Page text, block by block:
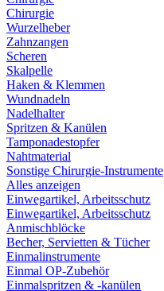
Chirurgie
Wurzelheber
Zahnzangen
Scheren
Skalpelle
Haken & Klemmen
Wundnadeln
Nadelhalter
Spritzen & Kanülen
Tamponadestopfer
Nahtmaterial
Sonstige Chirurgie-Instrumente
Alles anzeigen
Einwegartikel, Arbeitsschutz
Einwegartikel, Arbeitsschutz
Anmischblöcke
Becher, Servietten & Tücher
Einmalinstrumente
Einmal OP-Zubehör
Einmalspritzen & -kanülen